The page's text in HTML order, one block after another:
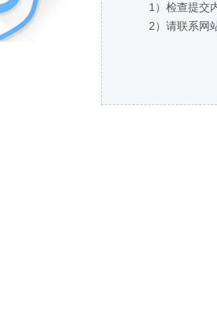
1）检查提交
2）请联系网